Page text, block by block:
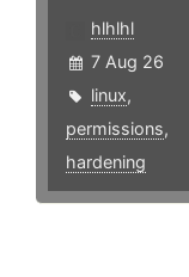
hlhlhl
7 Aug 26
linux,
permissions,
hardening